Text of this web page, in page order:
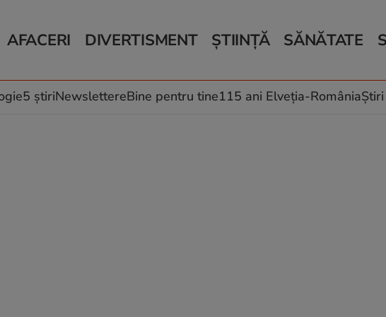
AFACERI
Auto
Locuri de muncă
DIVERTISMENT
Horoscop
Muzică și Filme
ȘTIINȚĂ
Schimbări climatice
SĂNĂTATE
Relații
Rețete culinare
5 știriNewslettereBine pentru tine115 ani Elveția-România